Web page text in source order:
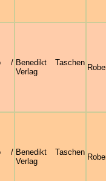
/ Benedikt Taschen
Verlag
/ Benedikt Taschen
Verlag